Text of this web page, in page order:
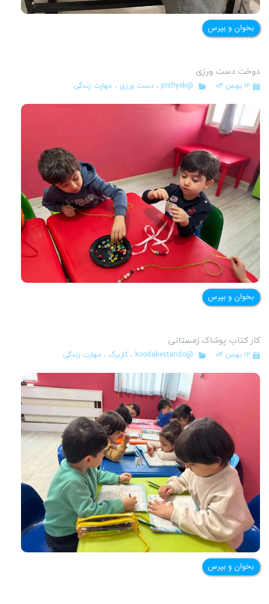
بخوان و بپرس
دوخت دست ورزی
۱۲ بهمن ۰۴ @pishyek ، دست ورزی ، مهارت زندگی
بخوان و بپرس
کار کتاب پوشاک زمستانی
۱۲ بهمن ۰۴ @koodakestando ، کاربرگ ، مهارت زندگی
بخوان و بپرس